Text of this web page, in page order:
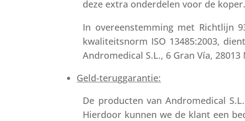
deze extra onderdelen voor de koper.
In overeenstemming met Richtlijn
kwaliteitsnorm ISO 13485:2003,
Andromedical S.L., 6 Gran Vía, 28013
Geld-teruggarantie:
De producten van Andromedical
Hierdoor kunnen we de klant een